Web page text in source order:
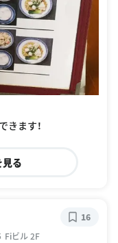
きます！
る
Fiビル 2F
16